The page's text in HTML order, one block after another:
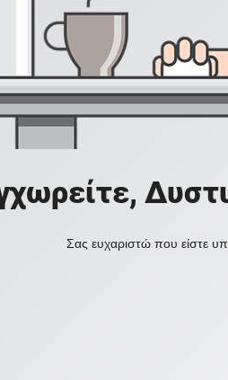
Σας ευχαριστώ που είστε